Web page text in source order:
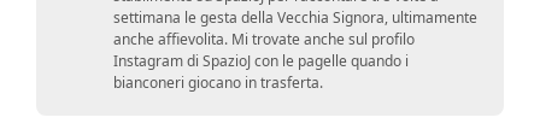
settimana le gesta della Vecchia Signora, ultimamente
anche affievolita. Mi trovate anche sul profilo
Instagram di SpazioJ con le pagelle quando i
bianconeri giocano in trasferta.